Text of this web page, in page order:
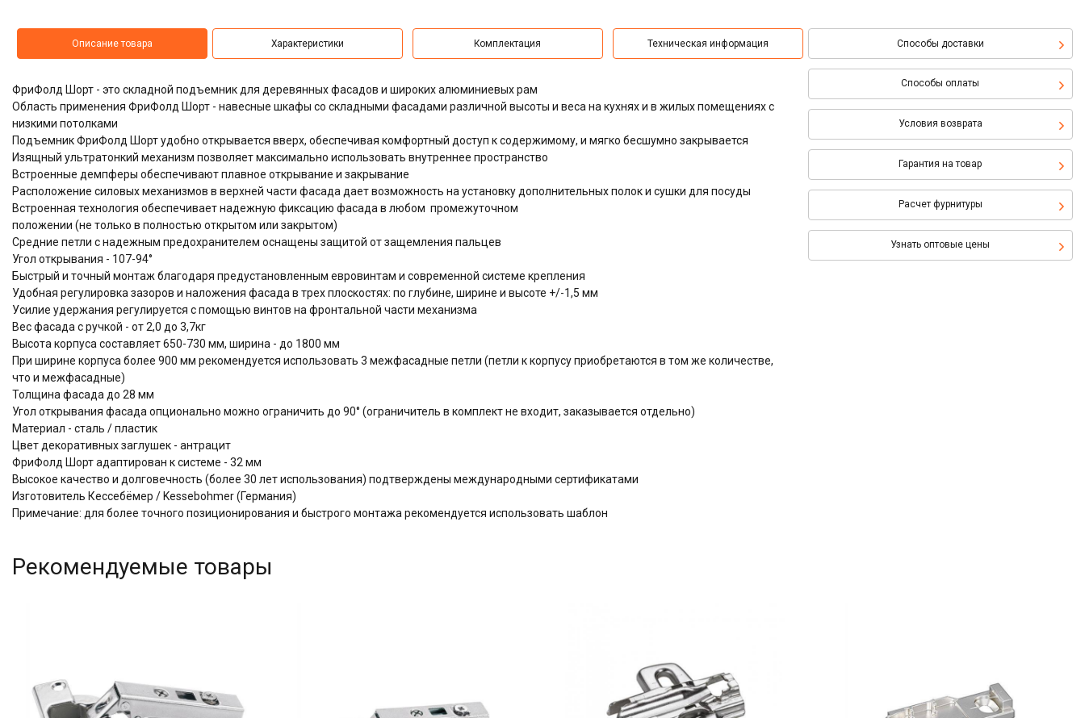
Описание товара Характеристики Комплектация Техническая информация Способы доставки
Способы оплаты
Условия возврата
Гарантия на товар
Расчет фурнитуры
Узнать оптовые цены
ФриФолд Шорт - это складной подъемник для деревянных фасадов и широких алюминиевых рам
Область применения ФриФолд Шорт - навесные шкафы со складными фасадами различной высоты и веса на кухнях и в жилых помещениях с
низкими потолками
Подъемник ФриФолд Шорт удобно открывается вверх, обеспечивая комфортный доступ к содержимому, и мягко бесшумно закрывается
Изящный ультратонкий механизм позволяет максимально использовать внутреннее пространство
Встроенные демпферы обеспечивают плавное открывание и закрывание
Расположение силовых механизмов в верхней части фасада дает возможность на установку дополнительных полок и сушки для посуды
Встроенная технология обеспечивает надежную фиксацию фасада в любом промежуточном
положении (не только в полностью открытом или закрытом)
Средние петли с надежным предохранителем оснащены защитой от защемления пальцев
Угол открывания - 107-94°
Быстрый и точный монтаж благодаря предустановленным евровинтам и современной системе крепления
Удобная регулировка зазоров и наложения фасада в трех плоскостях: по глубине, ширине и высоте +/-1,5 мм
Усилие удержания регулируется с помощью винтов на фронтальной части механизма
Вес фасада с ручкой - от 2,0 до 3,7кг
Высота корпуса составляет 650-730 мм, ширина - до 1800 мм
При ширине корпуса более 900 мм рекомендуется использовать 3 межфасадные петли (петли к корпусу приобретаются в том же количестве,
что и межфасадные)
Толщина фасада до 28 мм
Угол открывания фасада опционально можно ограничить до 90° (ограничитель в комплект не входит, заказывается отдельно)
Материал - сталь / пластик
Цвет декоративных заглушек - антрацит
ФриФолд Шорт адаптирован к системе - 32 мм
Высокое качество и долговечность (более 30 лет использования) подтверждены международными сертификатами
Изготовитель Кессебёмер / Kessebohmer (Германия)
Примечание: для более точного позиционирования и быстрого монтажа рекомендуется использовать шаблон
Рекомендуемые товары